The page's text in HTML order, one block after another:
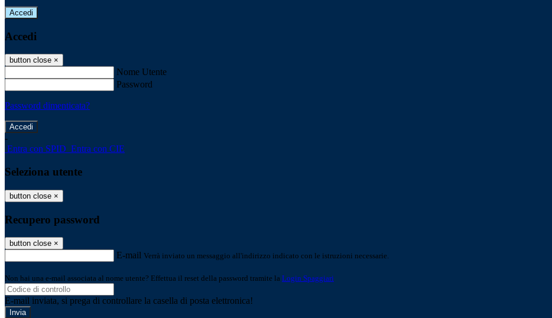
Accedi
Accedi
button close ×
Nome Utente
Password
Password dimenticata?
-
Entra con SPID Entra con CIE
Seleziona utente
button close ×
Recupero password
button close ×
E-mail Verrà inviato un messaggio all'indirizzo indicato con le istruzioni necessarie.
Non hai una e-mail associata al nome utente? Effettua il reset della password tramite la Login Spaggiari
E-mail inviata, si prega di controllare la casella di posta elettronica!